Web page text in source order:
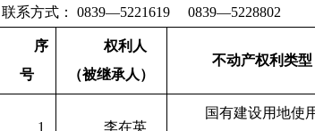
联系方式： 0839—5221619 0839—5228802
序
号
权利人
（被继承人）
不动产权利类型
1 李在英
国有建设用地使